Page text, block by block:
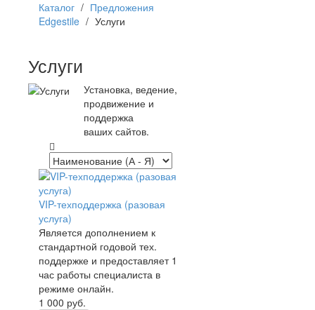
Каталог / Предложения
Edgestile / Услуги
Услуги
Установка, ведение,
продвижение и
поддержка
ваших сайтов.
VIP-техподдержка (разовая
услуга)
Является дополнением к
стандартной годовой тех.
поддержке и предоставляет 1
час работы специалиста в
режиме онлайн.
1 000 руб.